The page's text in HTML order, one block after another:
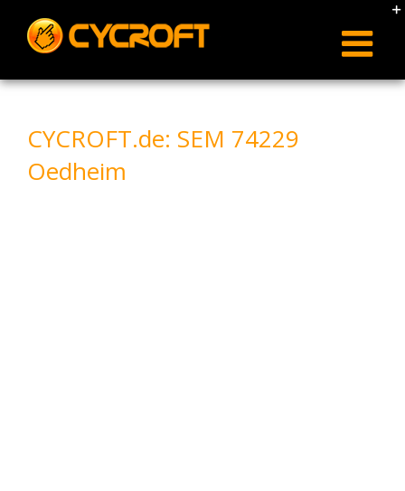
content
CYCROFT.de: SEM 74229
Oedheim